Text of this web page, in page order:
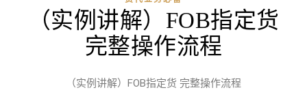
（实例讲解）FOB指定货
完整操作流程
（实例讲解）FOB指定货 完整操作流程